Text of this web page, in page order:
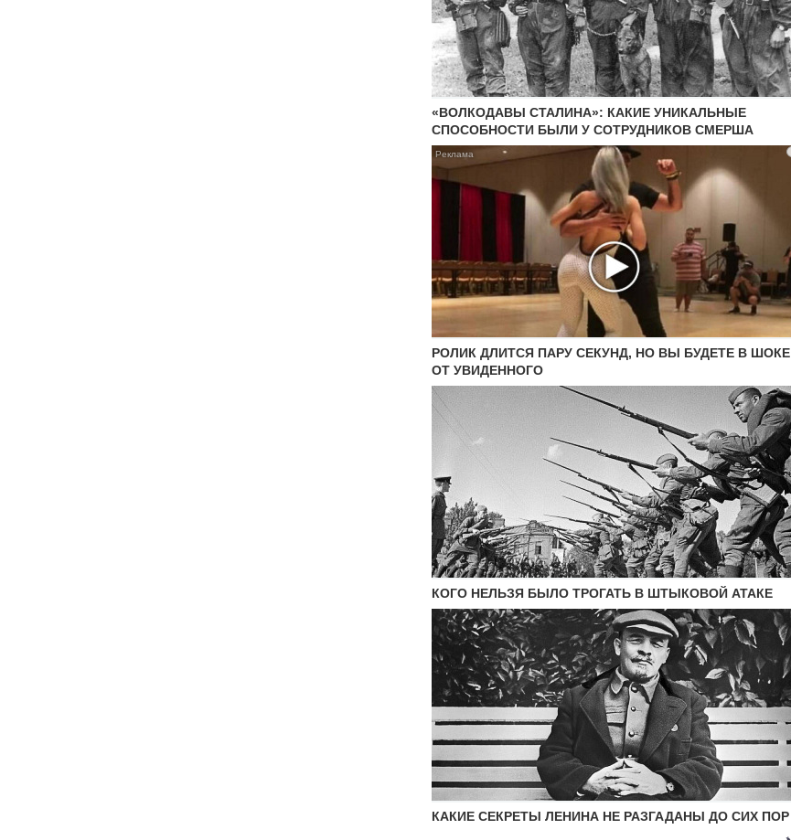
«ВОЛКОДАВЫ СТАЛИНА»: КАКИЕ УНИКАЛЬНЫЕ
СПОСОБНОСТИ БЫЛИ У СОТРУДНИКОВ СМЕРША
РОЛИК ДЛИТСЯ ПАРУ СЕКУНД, НО ВЫ БУДЕТЕ В ШОКЕ
ОТ УВИДЕННОГО
КОГО НЕЛЬЗЯ БЫЛО ТРОГАТЬ В ШТЫКОВОЙ АТАКЕ
КАКИЕ СЕКРЕТЫ ЛЕНИНА НЕ РАЗГАДАНЫ ДО СИХ ПОР